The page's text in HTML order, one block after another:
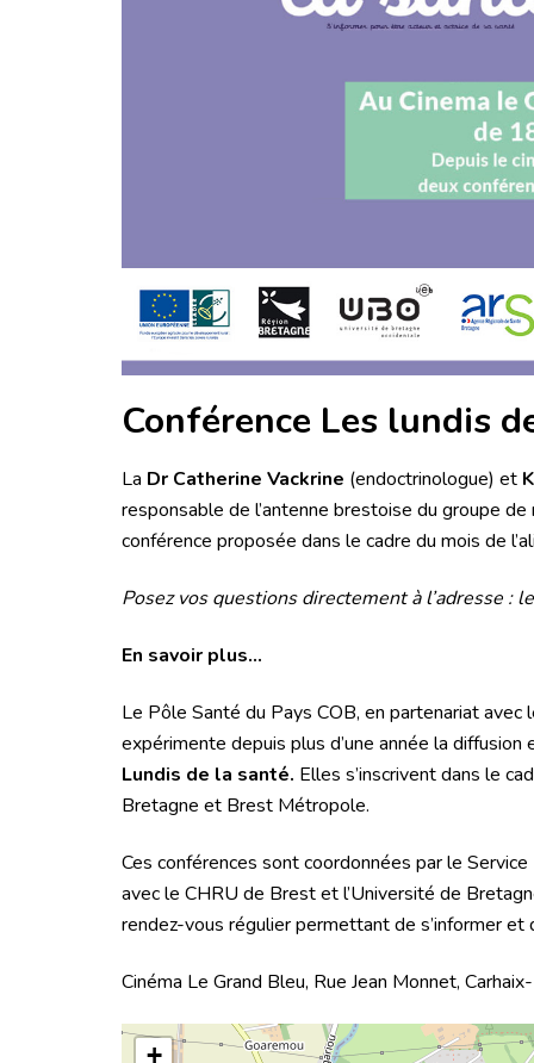
Conférence Les lundis
La Dr Catherine Vackrine (endoctrinologue) et
responsable de l’antenne brestoise du groupe
conférence proposée dans le cadre du mois de
Posez vos questions directement à l’adresse
En savoir plus…
Le Pôle Santé du Pays COB, en partenariat
expérimente depuis plus d’une année la diffusion
Lundis de la santé. Elles s’inscrivent dans le
Bretagne et Brest Métropole.
Ces conférences sont coordonnées par le
avec le CHRU de Brest et l’Université de
rendez-vous régulier permettant de s’informer
Cinéma Le Grand Bleu, Rue Jean Monnet,
+